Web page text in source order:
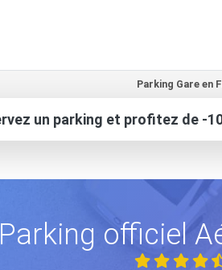
Parking Gare en
un parking et profitez de -
officiel